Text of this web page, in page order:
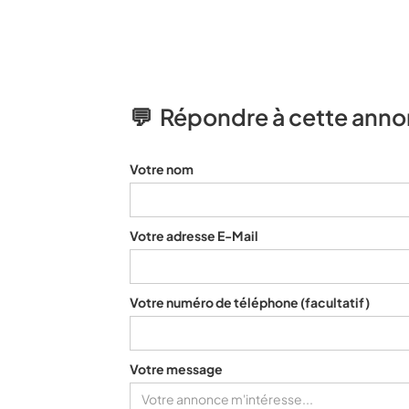
💬 Répondre à cette
Votre nom
Votre adresse E-Mail
Votre numéro de téléphone (facultatif)
Votre message